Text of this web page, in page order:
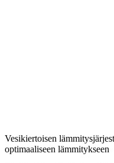
Vesikiertoisen
optimaaliseen lämmitykseen